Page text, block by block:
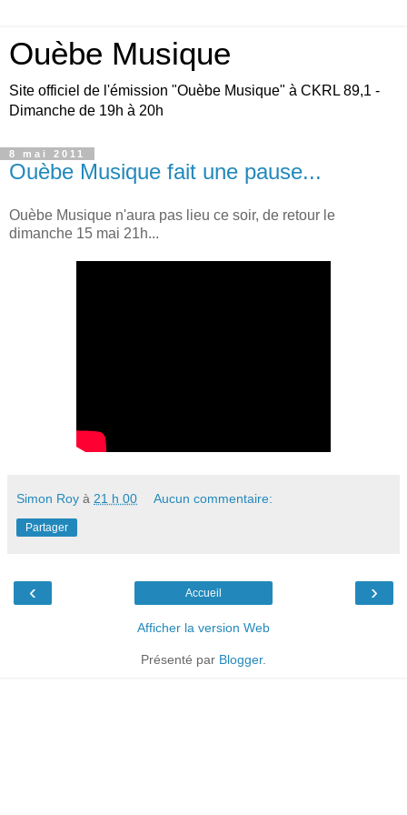
Ouèbe Musique
Site officiel de l'émission "Ouèbe Musique" à CKRL 89,1 -
Dimanche de 19h à 20h
8 mai 2011
Ouèbe Musique fait une pause...
Ouèbe Musique n'aura pas lieu ce soir, de retour le
dimanche 15 mai 21h...
Simon Roy à 21 h 00 Aucun commentaire:
Partager
‹ ›
Accueil
Afficher la version Web
Présenté par Blogger.